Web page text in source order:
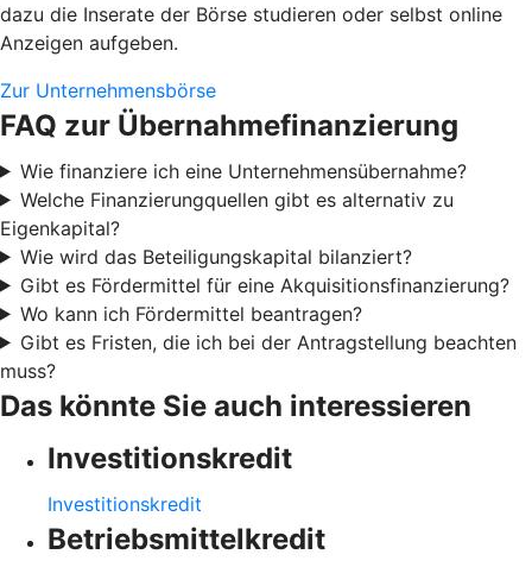
dazu die Inserate der Börse studieren oder selbst online
Anzeigen aufgeben.
Zur Unternehmensbörse
FAQ zur Übernahmefinanzierung
Wie finanziere ich eine Unternehmensübernahme?
Welche Finanzierungquellen gibt es alternativ zu
Eigenkapital?
Wie wird das Beteiligungskapital bilanziert?
Gibt es Fördermittel für eine Akquisitionsfinanzierung?
Wo kann ich Fördermittel beantragen?
Gibt es Fristen, die ich bei der Antragstellung beachten
muss?
Das könnte Sie auch interessieren
Investitionskredit
Investitionskredit
Betriebsmittelkredit